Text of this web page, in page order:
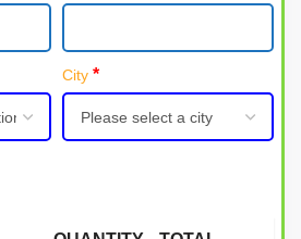
City *